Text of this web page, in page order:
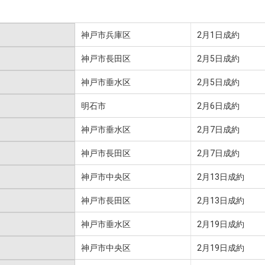
神戸市兵庫区 2月1日成約
神戸市長田区 2月5日成約
神戸市垂水区 2月5日成約
明石市 2月6日成約
神戸市垂水区 2月7日成約
神戸市長田区 2月7日成約
神戸市中央区 2月13日成約
神戸市長田区 2月13日成約
神戸市垂水区 2月19日成約
神戸市中央区 2月19日成約